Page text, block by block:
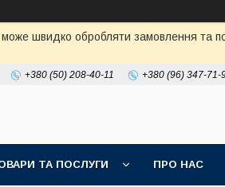
швидко обробляти замовлення та
+380 (50) 208-40-11 +380 (96) 347-71-
ТА ПОСЛУГИ ПРО НАС